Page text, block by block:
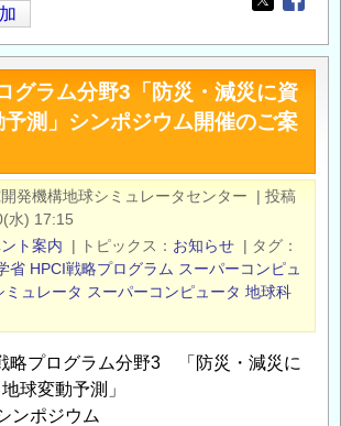
Opens in
グラム分野3「防災・減災に資
測」シンポジウム開催のご案
発機構地球シミュレータセンター | 投稿
水) 17:15
ト案内 | トピックス お知らせ | タグ
省 HPCI戦略プログラム スーパーコンピュ
ミュレータ スーパーコンピュータ 地球科
略プログラム分野3 「防災・減災に
球変動予測」
ンポジウム